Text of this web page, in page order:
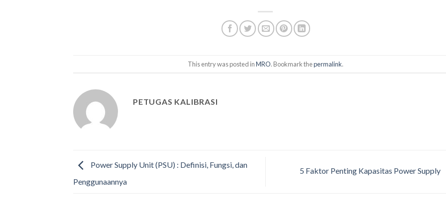
This entry was posted inMRO. Bookmark thepermalink.
PETUGAS KALIBRASI
Power Supply Unit (PSU) : Definisi, Fungsi, dan
Penggunaannya
5 Faktor Penting Kapasitas Power Supply